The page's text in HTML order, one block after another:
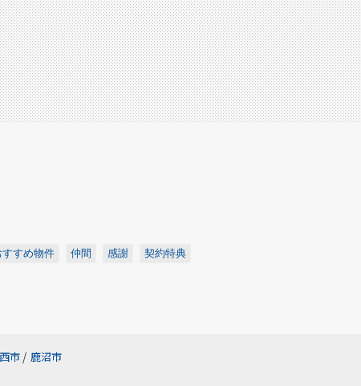
すすめ物件 仲間 感謝 契約特典
市 / 鹿沼市